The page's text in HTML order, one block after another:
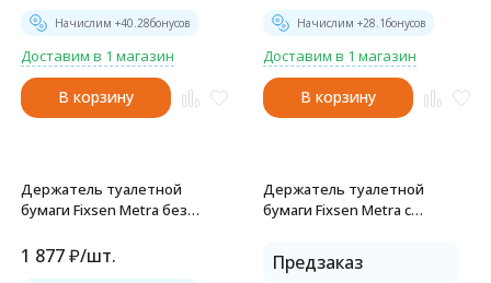
Начислим +40.28бонусов
Доставим в 1 магазин
В корзину
Начислим +28.1бонусов
Доставим в 1 магазин
В корзину
Держатель туалетной
бумаги Fixsen Metra без
1 877₽/шт.
Держатель туалетной
бумаги Fixsen Metra с
Предзаказ